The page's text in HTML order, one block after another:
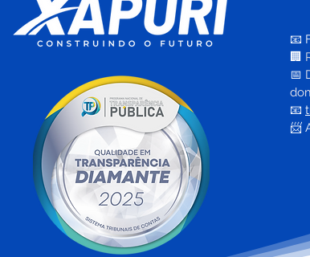
Xapuri conquista a terceira
melhor nota do Acre no
Ideb 2025 e Escola Rita
XAPURI
📧
🏢
📅
📧
📨